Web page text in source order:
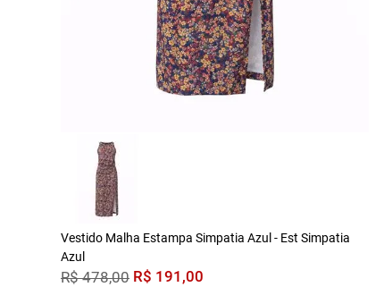
Vestido Malha Estampa Simpatia Azul - Est Simpatia
Azul
R$ 478,00 R$ 191 ,00